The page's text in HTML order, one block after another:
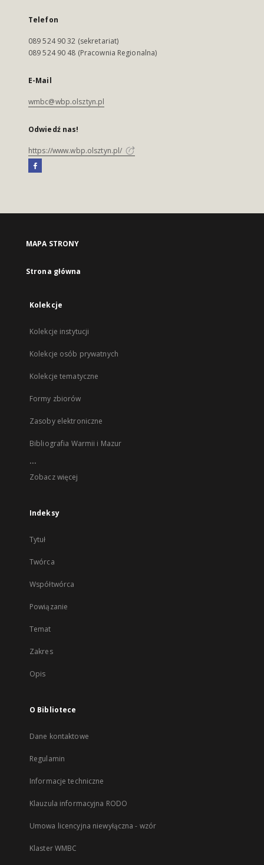
Telefon
089 524 90 32 (sekretariat)
089 524 90 48 (Pracownia Regionalna)
E-Mail
wmbc@wbp.olsztyn.pl
Odwiedź nas!
https://www.wbp.olsztyn.pl/
MAPA STRONY
Strona główna
Kolekcje
Kolekcje instytucji
Kolekcje osób prywatnych
Kolekcje tematyczne
Formy zbiorów
Zasoby elektroniczne
Bibliografia Warmii i Mazur
...
Zobacz więcej
Indeksy
Tytuł
Twórca
Współtwórca
Powiązanie
Temat
Zakres
Opis
O Bibliotece
Dane kontaktowe
Regulamin
Informacje techniczne
Klauzula informacyjna RODO
Umowa licencyjna niewyłączna - wzór
Klaster WMBC